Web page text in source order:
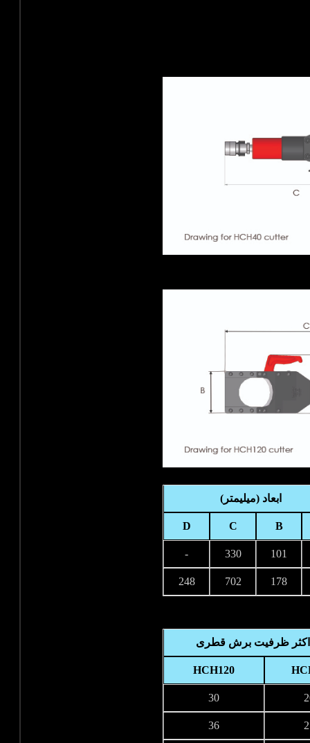
ابعاد (میلیمتر)
B
C
D
101
330
-
178
702
248
ظرفیت برش قطری
HCH120
30
36